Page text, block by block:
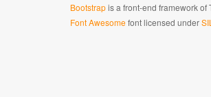
Bootstrapis a front-end framework of
Font Awesomefont licensed under